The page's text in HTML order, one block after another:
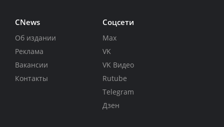
CNews
Об издании
Реклама
Вакансии
Контакты
Соцсети
Max
VK
VK Видео
Rutube
Telegram
Дзен